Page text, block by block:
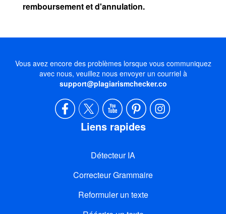
remboursement et d'annulation.
Vous avez encore des problèmes lorsque vous communiquez
avec nous, veuillez nous envoyer un courriel à
support@plagiarismchecker.co
Liens rapides
Détecteur IA
Correcteur Grammaire
Reformuler un texte